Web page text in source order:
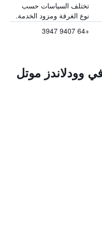
تختلف السياسات حسب
نوع الغرفة ومزود الخدمة.
+64 9407 3947
وودلاندز موتل